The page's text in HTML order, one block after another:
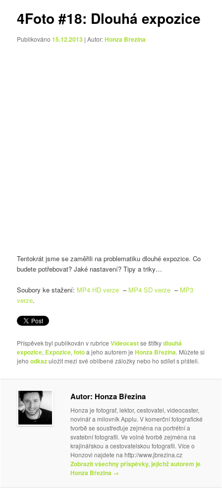
4Foto #18: Dlouhá expozice
Publikováno15.12.2013 | Autor:Honza Březina
Tentokrát jsme se zaměřili na problematiku dlouhé expozice. Co
budete potřebovat? Jaké nastavení? Tipy a triky…
Soubory ke stažení: MP4 HD verze – MP4 SD verze – MP3
verze.
Příspěvek byl publikován v rubriceVideocastse štítkydlouhá
expozice, Expozice,fotoa jeho autorem jeHonza Březina. Můžete si
jehoodkazuložit mezi své oblíbené záložky nebo ho sdílet s přáteli.
Autor: Honza Březina
Honza je fotograf, lektor, cestovatel, videocaster,
novinář a milovník Applu. V komerční fotografické
tvorbě se soustřeďuje zejména na portrétní a
svatební fotografii. Ve volné tvorbě zejména na
krajinářskou a cestovatelskou fotografii. Více o
Honzovi najdete na http://www.jbrezina.cz
Zobrazit všechny příspěvky, jejichž autorem je
Honza Březina →